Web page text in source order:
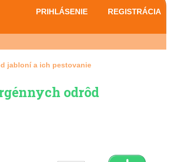
PRIHLÁSENIE REGISTRÁCIA
jabloní a ich pestovanie
odrôd